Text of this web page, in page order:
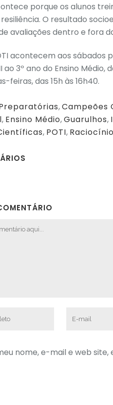
porque os alunos
O resultado
avaliações dentro e fora
acontecem aos sábados
3º ano do Ensino Médio,
feiras, das 15h às 16h40.
,Campeões
, Ensino Médio,Guarulhos,
, POTI,
nome, e-mail e web